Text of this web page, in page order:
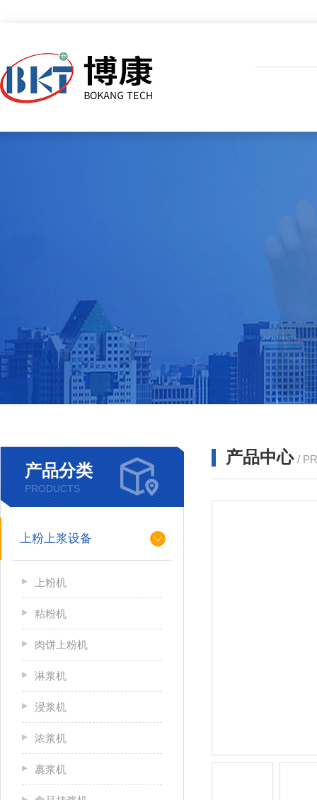
产品分类
PRODUCTS
上粉上浆设备
上粉机
粘粉机
肉饼上粉机
淋浆机
浸浆机
浓浆机
裹浆机
产品中心 /